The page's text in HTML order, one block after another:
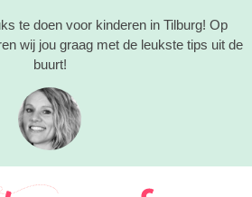
te doen voor kinderen in Tilburg! Op
wij jou graag met de leukste tips uit de
buurt!